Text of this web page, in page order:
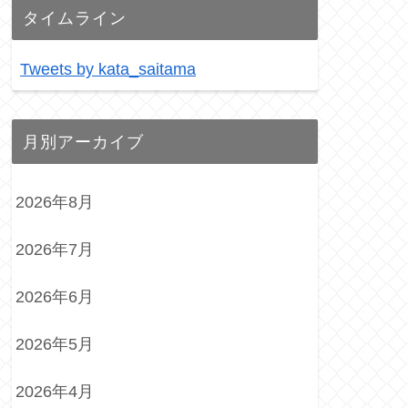
タイムライン
Tweets by kata_saitama
月別アーカイブ
2026年8月
2026年7月
2026年6月
2026年5月
2026年4月